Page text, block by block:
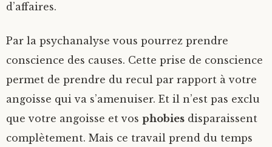
d’affaires.
Par la psychanalyse vous pourrez prendre
conscience des causes. Cette prise de conscience
permet de prendre du recul par rapport à votre
angoisse qui va s’amenuiser. Et il n’est pas exclu
que votre angoisse et vos phobies disparaissent
complètement. Mais ce travail prend du temps